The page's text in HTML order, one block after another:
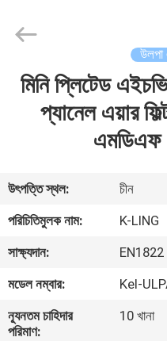
বাড়ি
আমাদের
সম্বন্ধে
কারখানা
পরিদর্শন
Technology
Company.
উলপা
মিনি প্লিটেড
প্যানেল এয়ার
এমডিএফ
উৎপত্তি স্থল:
চীন
পরিচিতিমুলক নাম:
K-LING
সাক্ষ্যদান:
EN1822
মডেল নম্বার:
Kel-
ন্যূনতম চাহিদার
পরিমাণ:
10 খানা